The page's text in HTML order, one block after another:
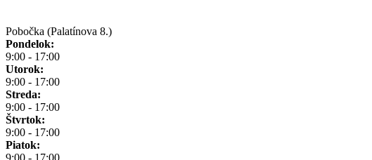
Pobočka (Palatínova 8.)
Pondelok:
9:00 - 17:00
Utorok:
9:00 - 17:00
Streda:
9:00 - 17:00
Štvrtok:
9:00 - 17:00
Piatok:
9:00 - 17:00